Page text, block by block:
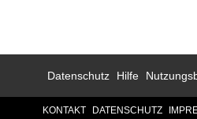
Datenschutz Hilfe
KONTAKT DATENSCHUTZ